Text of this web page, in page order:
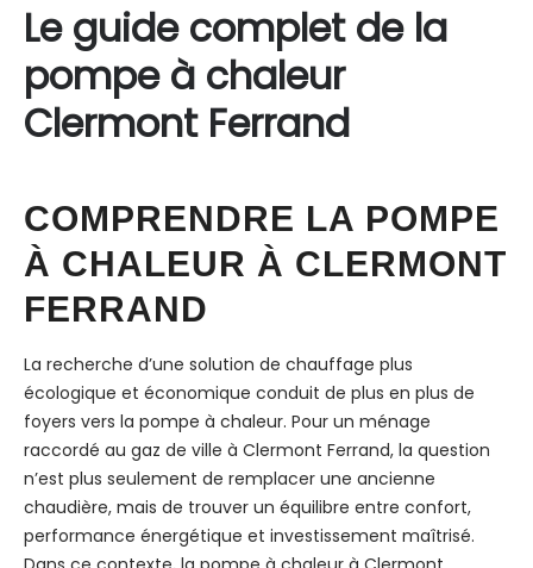
Le guide complet de la
pompe à chaleur
Clermont Ferrand
COMPRENDRE LA POMPE
À CHALEUR À CLERMONT
FERRAND
La recherche d’une solution de chauffage plus
écologique et économique conduit de plus en plus de
foyers vers la pompe à chaleur. Pour un ménage
raccordé au gaz de ville à Clermont Ferrand, la question
n’est plus seulement de remplacer une ancienne
chaudière, mais de trouver un équilibre entre confort,
performance énergétique et investissement maîtrisé.